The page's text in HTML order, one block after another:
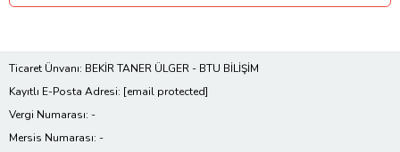
Ticaret Ünvanı: BEKİR TANER ÜLGER - BTU BİLİŞİM
Kayıtlı E-Posta Adresi: [email protected]
Vergi Numarası: -
Mersis Numarası: -